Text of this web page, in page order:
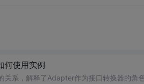
何使用实例
系，解释了Adapter作为接口转换器的角